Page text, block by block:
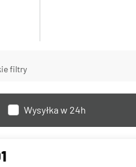
filtry
Wysyłka w 24h